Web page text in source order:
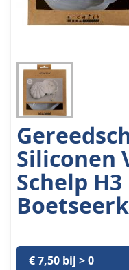
Siliconen
Schelp
€ 7,50 bij > 0